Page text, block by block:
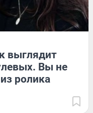
выглядит
Вы не
ролика